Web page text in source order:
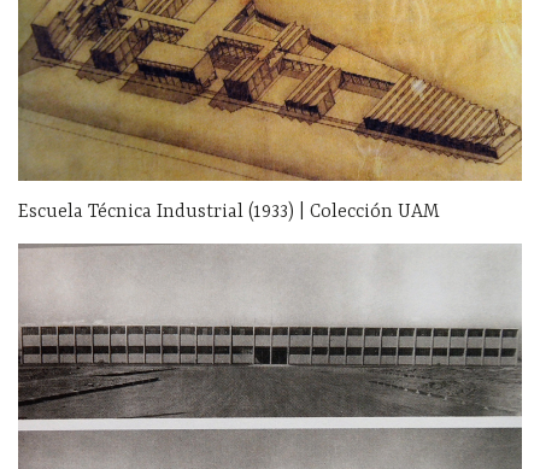
Escuela Técnica Industrial (1933) | Colección UAM